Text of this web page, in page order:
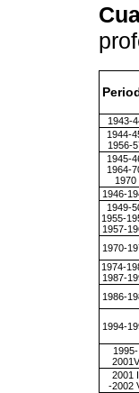
1943-
1944-
1956-
1945-
1964-
1970
1946-
1949-
1955-
1957-
1970-
1974-
1987-
1986-
1994-
1995-
2001V
2001 I
-2002